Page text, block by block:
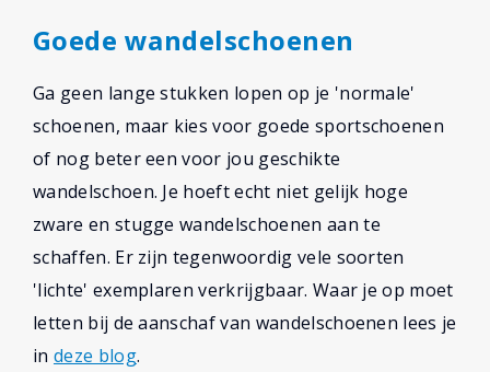
Goede wandelschoenen
Ga geen lange stukken lopen op je 'normale'
schoenen, maar kies voor goede sportschoenen
of nog beter een voor jou geschikte
wandelschoen. Je hoeft echt niet gelijk hoge
zware en stugge wandelschoenen aan te
schaffen. Er zijn tegenwoordig vele soorten
'lichte' exemplaren verkrijgbaar. Waar je op moet
letten bij de aanschaf van wandelschoenen lees je
in deze blog.